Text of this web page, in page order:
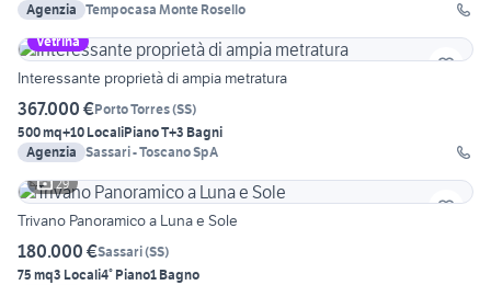
Agenzia Tempocasa Monte Rosello
Vetrina
Interessante proprietà di ampia metratura
367.000 €Porto Torres(SS)
500 mq+10 LocaliPiano T+3 Bagni
Agenzia Sassari - Toscano SpA
29
Trivano Panoramico a Luna e Sole
180.000 €Sassari(SS)
75 mq3 Locali4° Piano1 Bagno